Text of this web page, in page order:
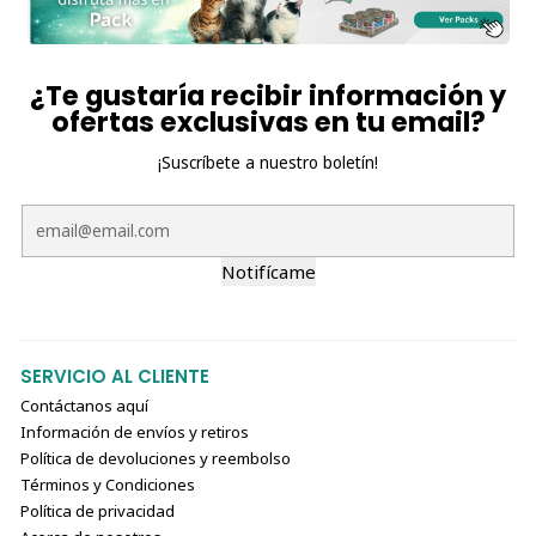
¿Te gustaría recibir información y
ofertas exclusivas en tu email?
¡Suscríbete a nuestro boletín!
Notifícame
SERVICIO AL CLIENTE
Contáctanos aquí
Información de envíos y retiros
Política de devoluciones y reembolso
Términos y Condiciones
Política de privacidad